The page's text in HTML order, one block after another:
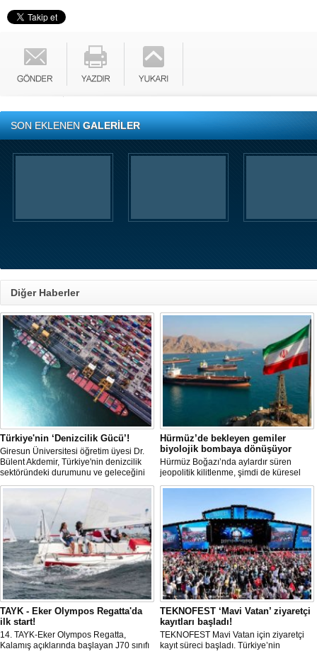
SON EKLENENGALERİLER
Diğer Haberler
Türkiye'nin ‘Denizcilik Gücü’!
Giresun Üniversitesi öğretim üyesi Dr.
Bülent Akdemir, Türkiye'nin denizcilik
sektöründeki durumunu ve geleceğini
değerlendirdi.
Hürmüz’de bekleyen gemiler
biyolojik bombaya dönüşüyor
Hürmüz Boğazı’nda aylardır süren
jeopolitik kilitlenme, şimdi de küresel
ölçekte bir çevre felaketinin kapısını
hareketsiz bekleyen binden fazla gemi,
istilacı deniz canlıları için devasa bir
üreme merkezine dönüşmüş durumda.
TAYK - Eker Olympos Regatta'da
ilk start!
14. TAYK-Eker Olympos Regatta,
Kalamış açıklarında başlayan J70 sınıfı
TEKNOFEST ‘Mavi Vatan’ ziyaretçi
kayıtları başladı!
TEKNOFEST Mavi Vatan için ziyaretçi
kayıt süreci başladı. Türkiye’nin